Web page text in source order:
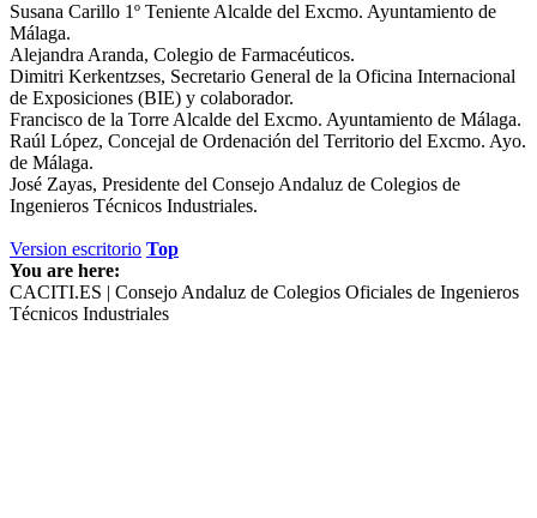
Susana Carillo 1º Teniente Alcalde del Excmo. Ayuntamiento de
Málaga.
Alejandra Aranda, Colegio de Farmacéuticos.
Dimitri Kerkentzses, Secretario General de la Oficina Internacional
de Exposiciones (BIE) y colaborador.
Francisco de la Torre Alcalde del Excmo. Ayuntamiento de Málaga.
Raúl López, Concejal de Ordenación del Territorio del Excmo. Ayo.
de Málaga.
José Zayas, Presidente del Consejo Andaluz de Colegios de
Ingenieros Técnicos Industriales.
Version escritorio Top
You are here:
CACITI.ES | Consejo Andaluz de Colegios Oficiales de Ingenieros
Técnicos Industriales